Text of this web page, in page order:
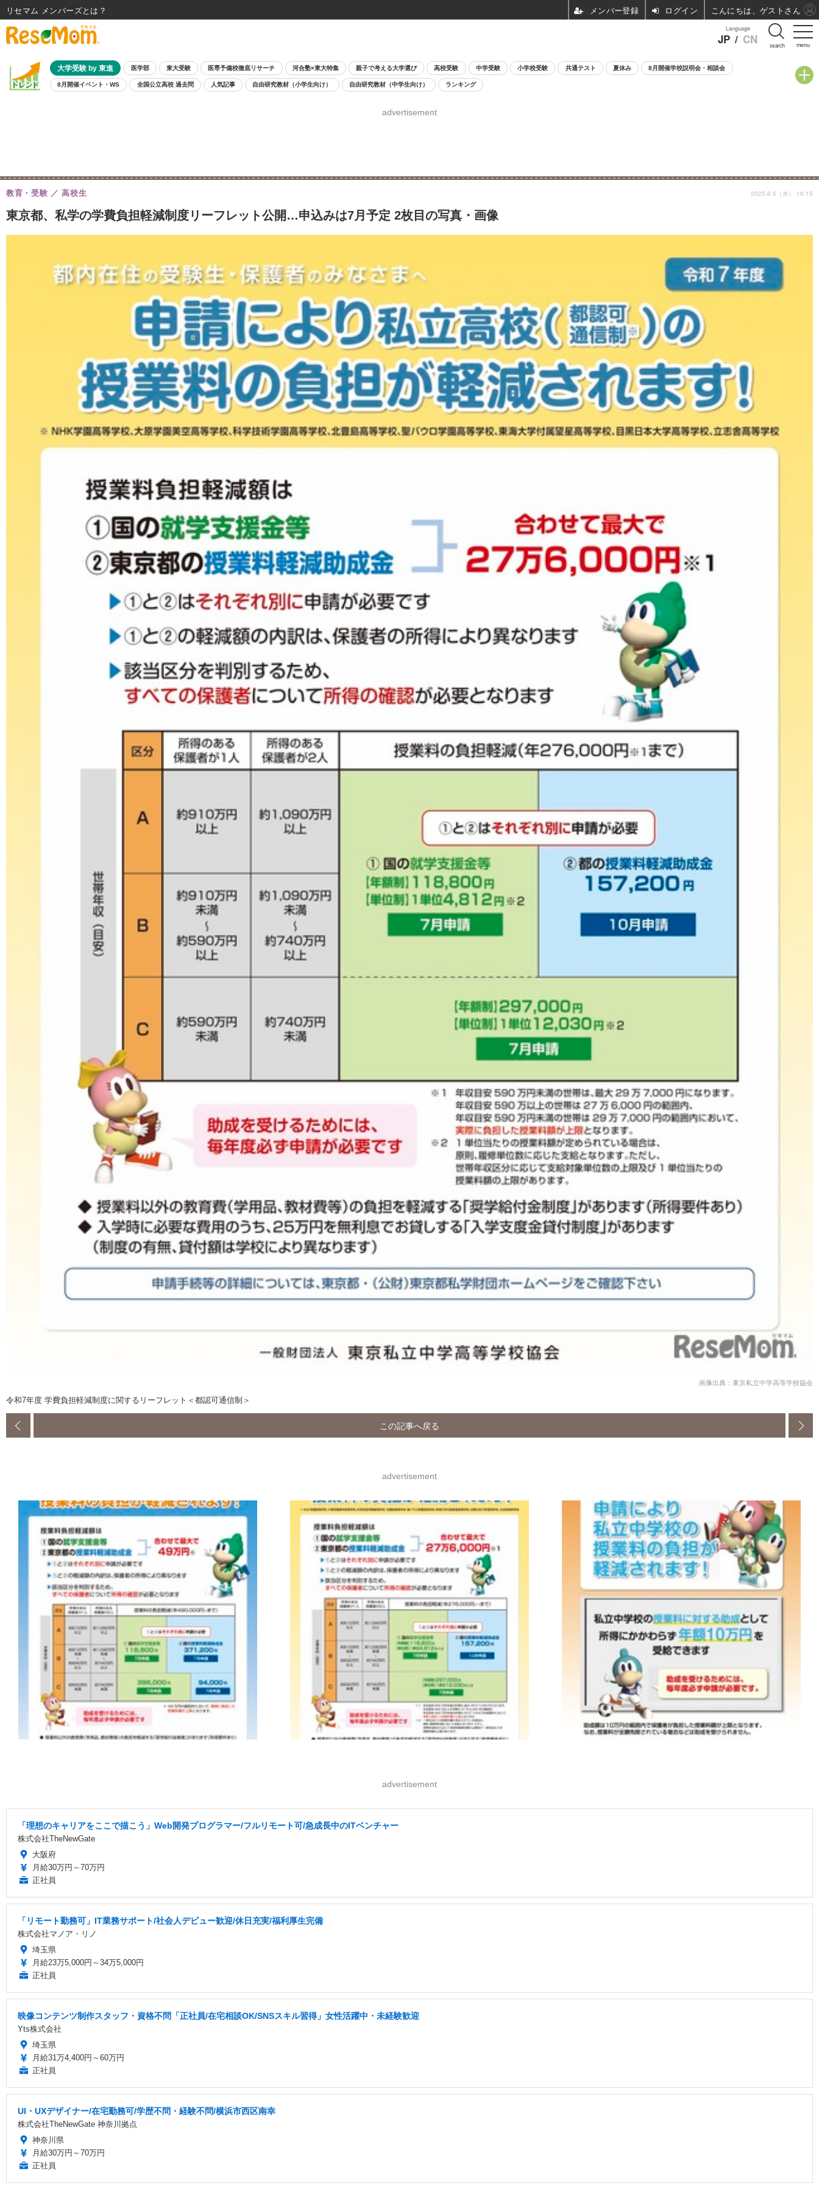
menu
Language
JP / CN search
大学受験 by 東進 医学部 東大受験 医専予備校徹底リサーチ 河合塾×東大特集 親子で考える大学選び 高校受験 中学受験 小学校受験 共通テスト 夏休み 8月開催学校説明会・相談会
8月開催イベント・WS 全国公立高校 過去問 人気記事 自由研究教材（小学生向け） 自由研究教材（中学生向け） ランキング
advertisement
東京都、私学の学費負担軽減制度リーフレット公開…申込みは7月予定 2枚目の写真・画像
教育・受験 高校生 2025.6.5（木） 16:15
画像出典：東京私立中学高等学校協会
令和7年度 学費負担軽減制度に関するリーフレット＜都認可通信制＞
この記事へ戻る
advertisement
advertisement
「理想のキャリアをここで描こう」Web開発プログラマー/フルリモート可/急成長中のITベンチャー
株式会社TheNewGate
大阪府
月給30万円～70万円
正社員
「リモート勤務可」IT業務サポート/社会人デビュー歓迎/休日充実/福利厚生完備
株式会社マノア・リノ
埼玉県
月給23万5,000円～34万5,000円
正社員
映像コンテンツ制作スタッフ・資格不問「正社員/在宅相談OK/SNSスキル習得」女性活躍中・未経験歓迎
Yts株式会社
埼玉県
月給31万4,400円～60万円
正社員
UI・UXデザイナー/在宅勤務可/学歴不問・経験不問/横浜市西区南幸
株式会社TheNewGate 神奈川拠点
神奈川県
月給30万円～70万円
正社員
リセマム メンバーズ ログイン こんにちは、ゲストさん